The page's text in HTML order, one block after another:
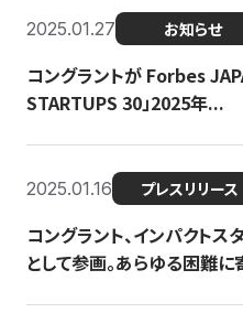
2025.01.27 お知らせ
コングラントが Forbes
STARTUPS 30」2025年...
2025.01.16 プレスリリース
コングラント、インパクト
として参画。あらゆる困難